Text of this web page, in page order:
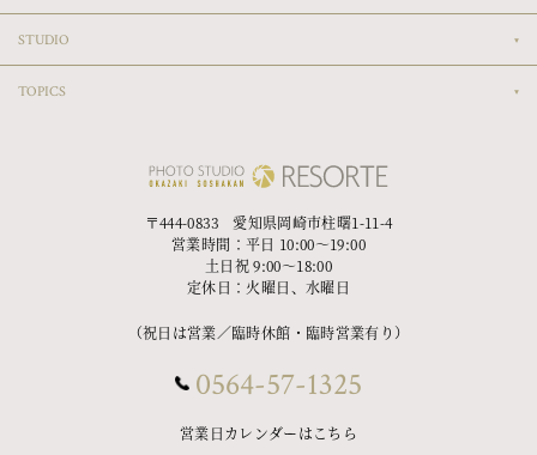
STUDIO
TOPICS
〒444-0833 愛知県岡崎市柱曙1-11-4
営業時間：平日 10:00〜19:00
土日祝 9:00〜18:00
定休日：火曜日、水曜日
（祝日は営業／臨時休館・臨時営業有り）
0564-57-1325
営業日カレンダーはこちら